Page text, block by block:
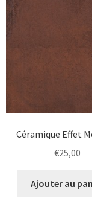
Céramique Effet
€25,00
Ajouter au